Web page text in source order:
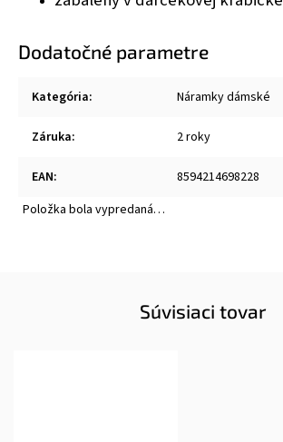
Dodatočné parametre
Kategória: Náramky dámské
Záruka: 2 roky
EAN:
8594214698228
Položka bola vypredaná…
Súvisiaci tovar